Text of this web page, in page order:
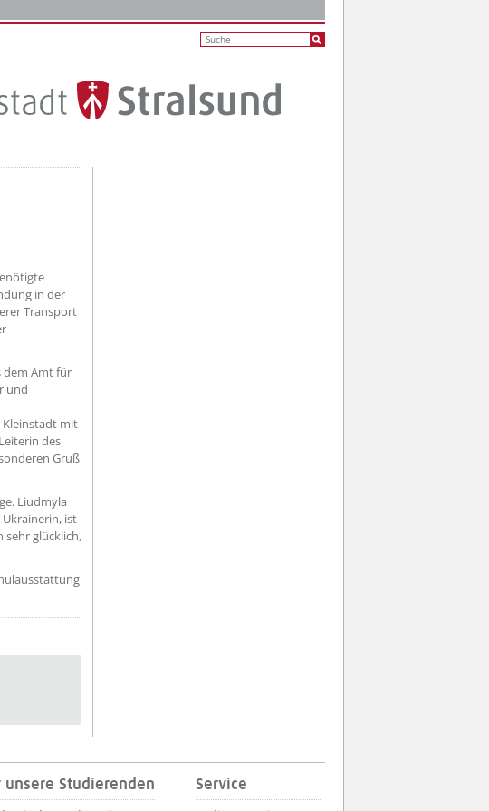
in der
Transport
dem Amt für
und
Kleinstadt mit
des
Gruß
Liudmyla
ist
sehr glücklich,
unsere Studierenden Service